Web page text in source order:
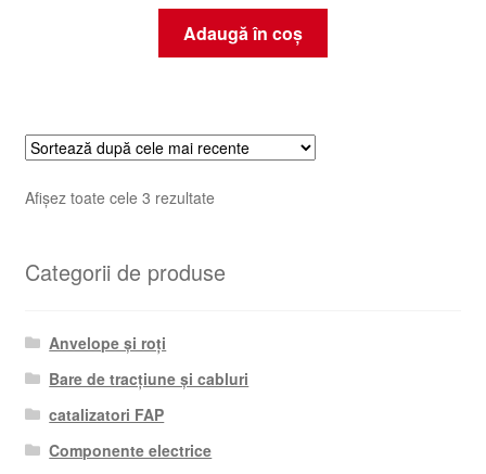
Adaugă în coș
Afișez toate cele 3 rezultateSortat
mai
Categorii de produse
Anvelope și roți
Bare de tracțiune și cabluri
catalizatori FAP
Componente electrice